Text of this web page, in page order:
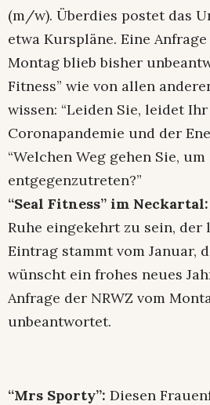
(m/w). Überdies postet das
etwa Kurspläne. Eine
Montag blieb bisher
Fitness” wie von allen
wissen: “Leiden Sie, leidet
Coronapandemie und der
“Welchen Weg gehen Sie,
entgegenzutreten?”
“Seal Fitness” im Neckartal:
Ruhe eingekehrt zu sein, der
Eintrag stammt vom Januar,
wünscht ein frohes neues
Anfrage der NRWZ vom
unbeantwortet.
“Mrs Sporty”: Diesen